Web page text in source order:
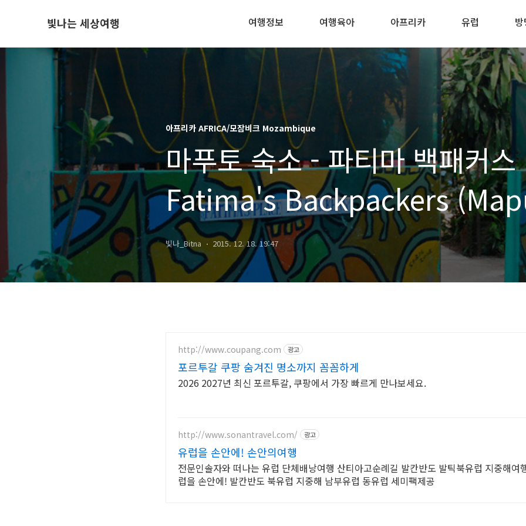
빛나는 세상여행 여행정보 여행육아 아프리카 유럽
아프리카 AFRICA/모잠비크 Mozambique
마푸토 숙소 - 파티마 백패커스
Fatima's Backpackers
Mozambique)
빛나_Bitna 2015. 12. 18. 19:47
http://www.coupang.com 광고
포르투갈 쿠팡 숨겨진 명소까지 꼼꼼하게
2026 2027년 최신 포르투갈, 쿠팡에서 가장 빠르게 만나보세요.
http://www.sonantravel.com/ 광고
유럽을 손안에! 손안의여행
전문인솔자와 떠나는 유럽 단체배낭여행 산티아고순례길 발칸반도 발틱북유럽 지중해여
럽을 손안에! 발칸반도 북유럽 지중해 남부유럽 동유럽 세미팩제공